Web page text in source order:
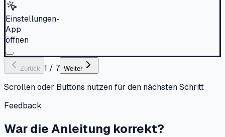
Einstellungen-
App
öffnen
Zurück 1 / 7 Weiter
Scrollen oder Buttons nutzen für den nächsten Schritt
Feedback
War die Anleitung korrekt?